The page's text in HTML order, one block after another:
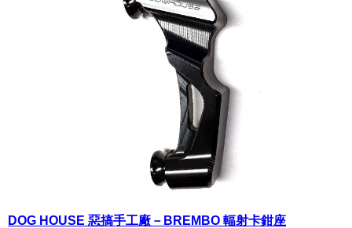
DOG HOUSE 惡搞手工廠－BREMBO 輻射卡鉗座